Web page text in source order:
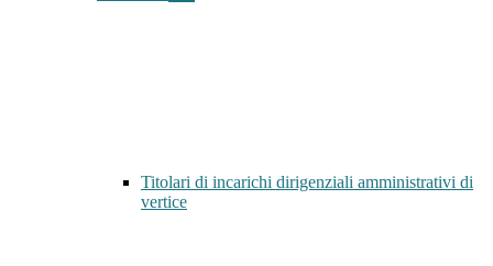
Titolari di incarichi dirigenziali amministrativi di
vertice